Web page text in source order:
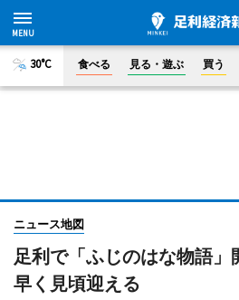
30°C 食べる 見る・遊ぶ 買う
ニュース地図
足利で「ふじのはな物語
早く見頃迎える